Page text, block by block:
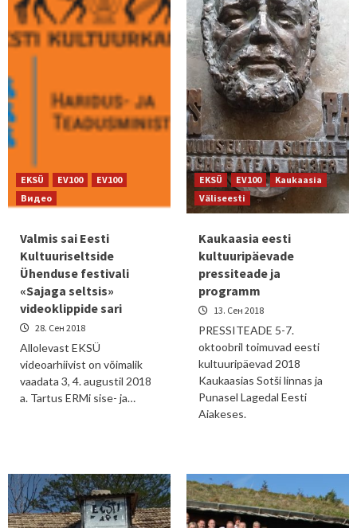
EKSÜ EV100
EV100
Видео
Valmis sai Eesti
Kultuuriseltside
Ühenduse festivali
«Sajaga seltsis»
videoklippide sari
28. Сен 2018
Allolevast EKSÜ
videoarhiivist on võimalik
vaadata 3, 4. augustil 2018
a. Tartus ERMi sise- ja…
EKSÜ EV100
Kaukaasia
Väliseesti
Kaukaasia eesti
kultuuripäevade
pressiteade ja
programm
13. Сен 2018
PRESSITEADE 5-7.
oktoobril toimuvad eesti
kultuuripäevad 2018
Kaukaasias Sotši linnas ja
Punasel Lagedal Eesti
Aiakeses.